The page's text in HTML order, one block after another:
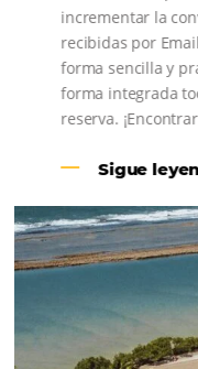
Junto con CRM y
ecosistema de
Motor de Reservas